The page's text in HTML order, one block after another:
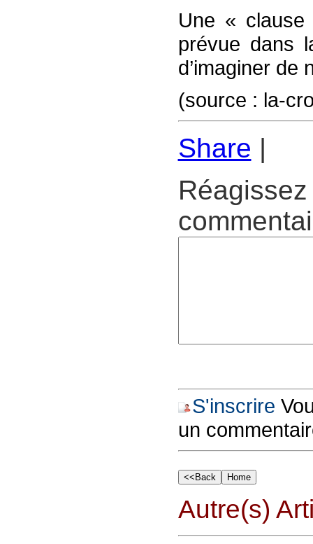
Une «
prévue dans
d’imaginer de
(source : la-
Share |
S'inscrire
un
Autre(s)